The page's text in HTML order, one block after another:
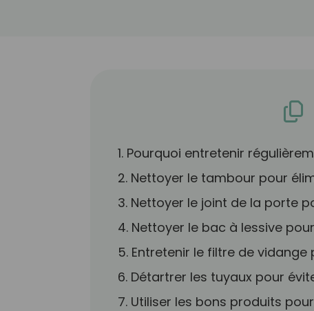
1. Pourquoi entretenir
2. Nettoyer le tambour pour
3. Nettoyer le joint de la porte
4. Nettoyer le bac à lessive
5. Entretenir le filtre de
6. Détartrer les tuyaux pour
7. Utiliser les bons produits